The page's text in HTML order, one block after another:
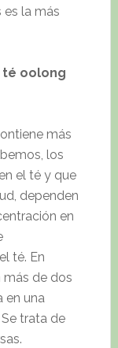
es la más
oolong
más
los
el té y que
dependen
en
té. En
más de dos
en una
Se trata de